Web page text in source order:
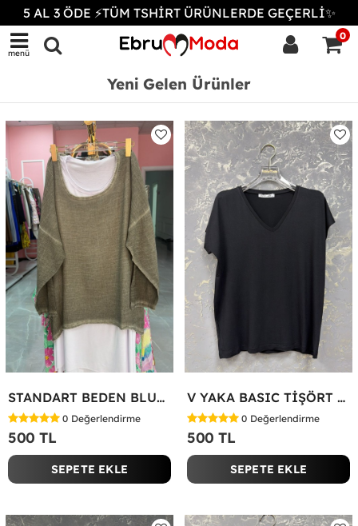
5 AL 3 ÖDE ⚡TÜM TSHİRT ÜRÜNLERDE GEÇERLİ✨
menü
0
Yeni Gelen Ürünler
STANDART BEDEN BLUZ Yeşil
0 Değerlendirme
500 TL
SEPETE EKLE
V YAKA BASIC TİŞÖRT Siyah
0 Değerlendirme
500 TL
SEPETE EKLE